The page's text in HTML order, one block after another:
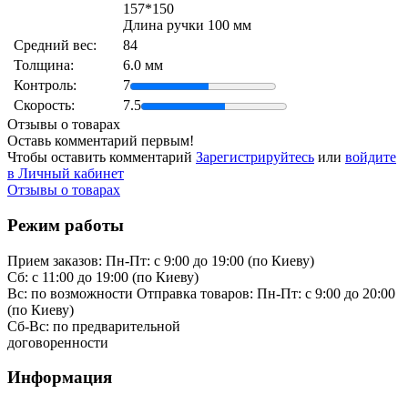
157*150
Длина ручки 100 мм
Средний вес:
84
Толщина:
6.0 мм
Контроль:
7
Скорость:
7.5
Отзывы о товарах
Оставь комментарий первым!
Чтобы оставить комментарий Зарегистрируйтесь или войдите
в Личный кабинет
Отзывы о товарах
Режим работы
Прием заказов: Пн-Пт: с 9:00 до 19:00 (по Киеву)
Cб: с 11:00 до 19:00 (по Киеву)
Вс: по возможности Отправка товаров: Пн-Пт: с 9:00 до 20:00
(по Киеву)
Cб-Вс: по предварительной
договоренности
Информация